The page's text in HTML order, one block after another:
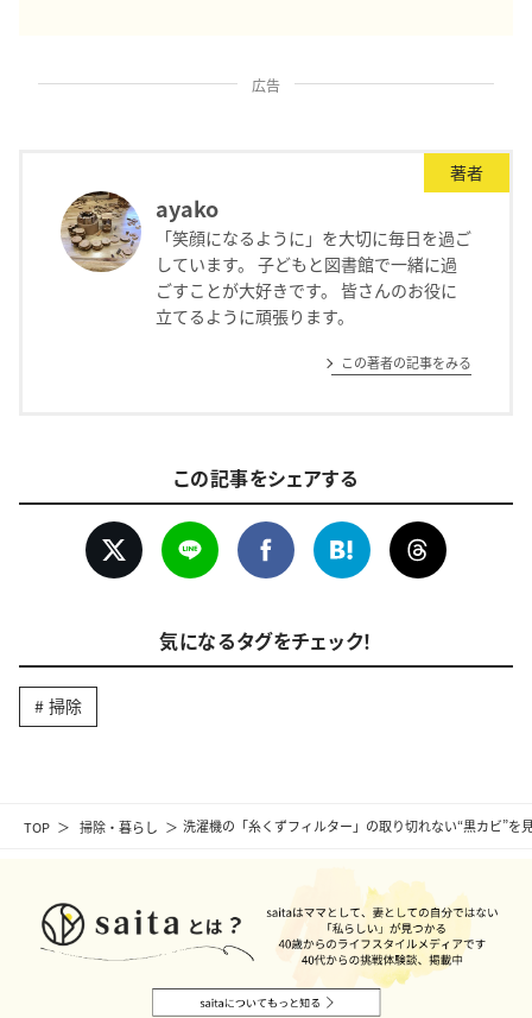
TOP 掃除・暮らし 洗濯機の「糸くずフィルター」の取り切れない“黒カビ”
広告
著者
ayako
「笑顔になるように」を大切に毎日を過ご
しています。 子どもと図書館で一緒に過
ごすことが大好きです。 皆さんのお役に
立てるように頑張ります。
この著者の記事をみる
この記事をシェアする
気になるタグをチェック！
掃除